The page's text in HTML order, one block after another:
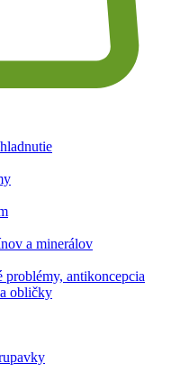
a minerálov
antikoncepcia
obličky